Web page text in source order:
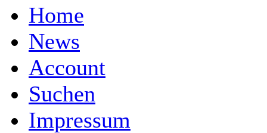
Home
News
Account
Suchen
Impressum